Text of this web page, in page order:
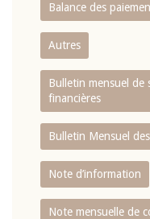
Balance des
Autres
Bulletin mensuel de
financières
Bulletin Mensuel
Note d’information
Note mensuelle de